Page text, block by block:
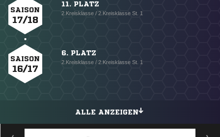
SAISON
17/18
11. PLATZ
2.Kreisklasse / 2.Kreisklasse St. 1
SAISON
16/17
6. PLATZ
2.Kreisklasse / 2.Kreisklasse St. 1
ALLE ANZEIGEN